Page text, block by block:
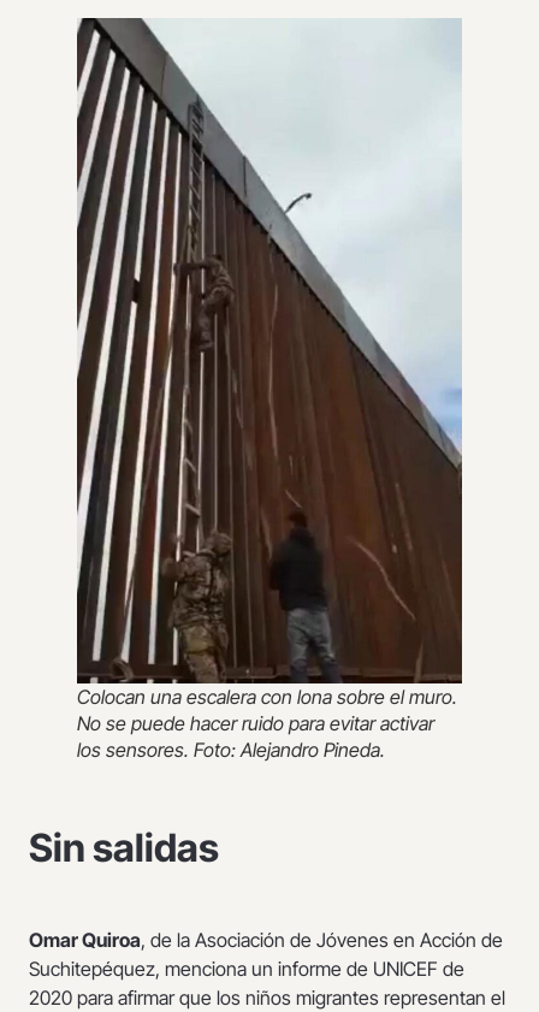
Colocan una escalera con lona sobre el muro.
No se puede hacer ruido para evitar activar
los sensores. Foto: Alejandro Pineda.
Sin salidas
Omar Quiroa, de la Asociación de Jóvenes en Acción de
Suchitepéquez, menciona un informe de UNICEF de
2020 para afirmar que los niños migrantes representan el